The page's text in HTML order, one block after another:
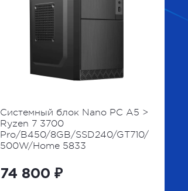
Системный блок Nano PC A5 >
Ryzen 7 3700
Pro/B450/8GB/SSD240/GT710/
500W/Home 5833
74 800 ₽